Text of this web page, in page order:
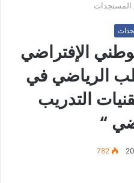
المستجدات
الإفتراضي
الرياضي في
التدريب
“
782